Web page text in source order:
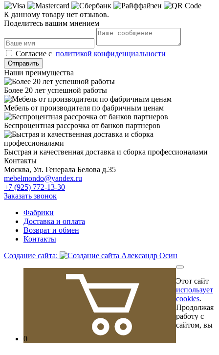
К данному товару нет отзывов.
Поделитесь вашим мнением
Cогласие с политикой конфиденциальности
Отправить
Наши преимущества
Более 20 лет успешной работы
Мебель от производителя по фабричным ценам
Беспроцентная рассрочка от банков партнеров
Быстрая и качественная доставка и сборка профессионалами
Контакты
Москва, Ул. Генерала Белова д.35
mebelmondo@yandex.ru
+7 (925) 772-13-30
Заказать звонок
Фабрики
Доставка и оплата
Возврат и обмен
Контакты
Создание сайта:
0
Этот сайт
использует
cookies.
Продолжая
работу с
сайтом, вы